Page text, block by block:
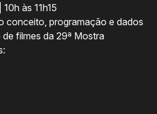
às 11h15
conceito, programação e dados
filmes da 29ª Mostra